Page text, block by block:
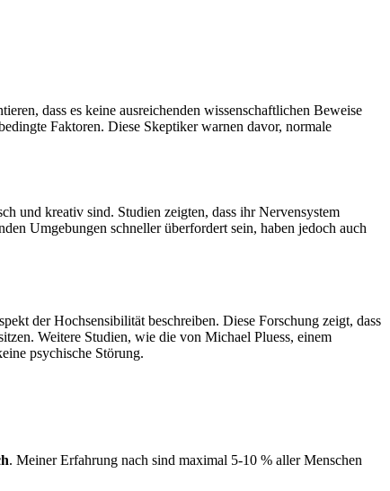
dass es keine ausreichenden wissenschaftlichen Beweise
Faktoren. Diese Skeptiker warnen davor, normale
und kreativ sind. Studien zeigten, dass ihr Nervensystem
Umgebungen schneller überfordert sein, haben jedoch auch
der Hochsensibilität beschreiben. Diese Forschung zeigt, dass
Weitere Studien, wie die von Michael Pluess, einem
psychische Störung.
. Meiner Erfahrung nach sind maximal 5-10 % aller Menschen